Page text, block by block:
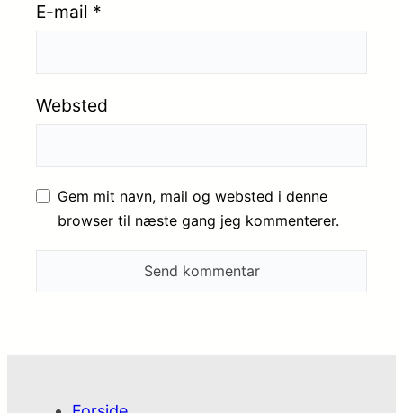
E-mail *
Websted
Gem mit navn, mail og websted i denne
browser til næste gang jeg kommenterer.